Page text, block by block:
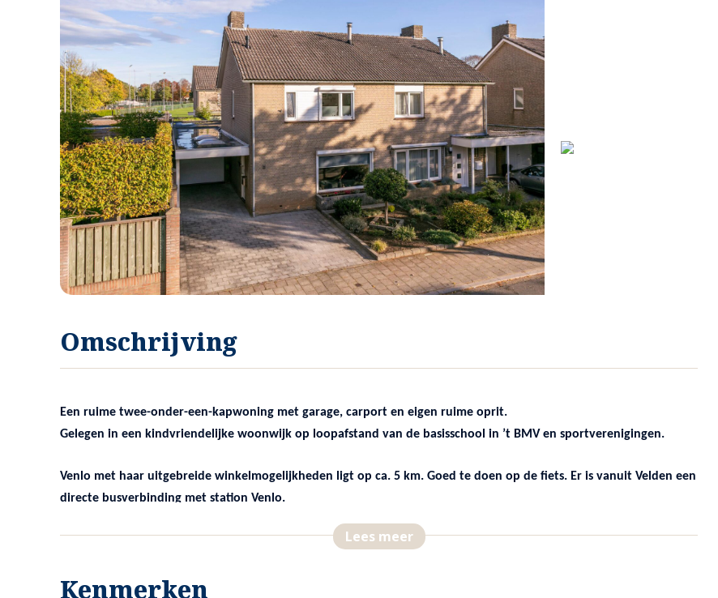
Omschrijving
Een ruime twee-onder-een-kapwoning met garage, carport en eigen ruime oprit.
Gelegen in een kindvriendelijke woonwijk op loopafstand van de basisschool in ’t BMV en sportverenigingen.
Venlo met haar uitgebreide winkelmogelijkheden ligt op ca. 5 km. Goed te doen op de fiets. Er is vanuit Velden een
directe busverbinding met station Venlo.
INDELING
Lees meer
Kenmerken